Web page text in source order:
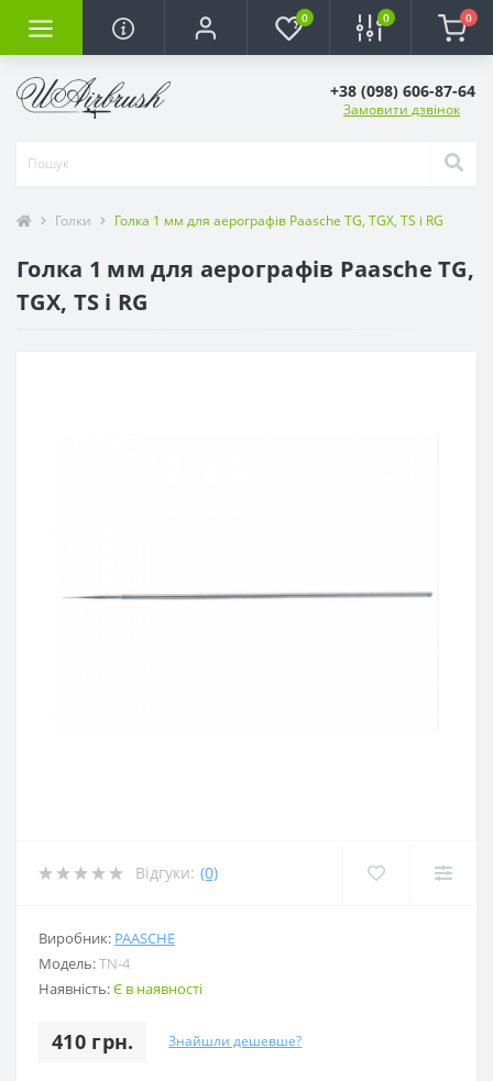
0 0 0
+38 (098) 606-87-64
Замовити дзвінок
Голки Голка 1 мм для аерографів Paasche TG, TGX, TS і RG
Голка 1 мм для аерографів Paasche TG,
TGX, TS і RG
Відгуки: (0)
Виробник: PAASCHE
Модель:TN-4
Наявність:Є в наявності
410 грн. Знайшли дешевше?